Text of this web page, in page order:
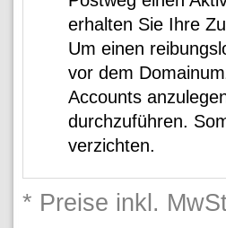
erhalten Sie Ihre
Um einen
vor dem
Accounts
durchzuführen.
verzichten.
* Preise inkl.